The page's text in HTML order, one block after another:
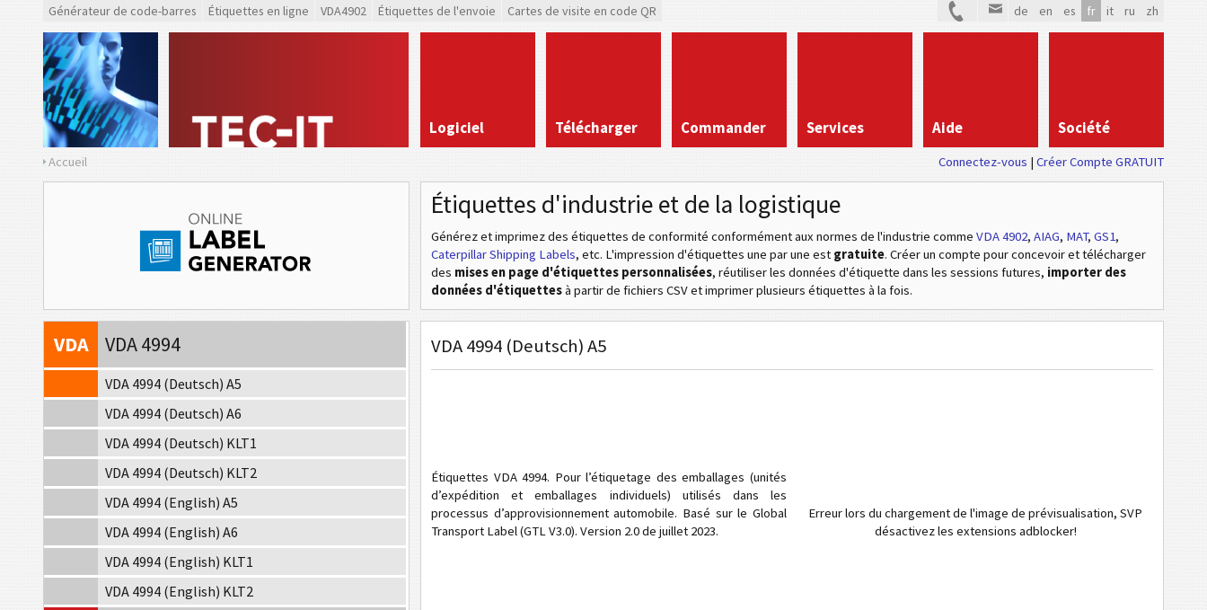
Générateur de code-barres Étiquettes en ligne VDA4902 Étiquettes de l'envoie Cartes de visite en code QR de en es fr it ru zh
Logiciel Télécharger Commander Services Aide Société
Accueil Connectez-vous Créer Compte GRATUIT
Étiquettes d'industrie et de la logistique
Générez et imprimez des étiquettes de conformité conformément aux normes de l'industrie comme VDA 4902, AIAG, MAT, GS1,
Caterpillar Shipping Labels, etc. L'impression d'étiquettes une par une est gratuite. Créer un compte pour concevoir et télécharger
des mises en page d'étiquettes personnalisées, réutiliser les données d'étiquette dans les sessions futures, importer des
données d'étiquettesà partir de fichiers CSV et imprimer plusieurs étiquettes à la fois.
VDA 4902
VDA
VDA 4994
VDA 4994 (Deutsch) A5
VDA 4994 (Deutsch) A6
VDA 4994 (Deutsch) KLT1
VDA 4994 (Deutsch) KLT2
VDA 4994 (English) A5
VDA 4994 (English) A6
VDA 4994 (English) KLT1
VDA 4994 (English) KLT2
VDA 4994 (Deutsch) A5
Étiquettes VDA 4994. Pour l’étiquetage des emballages (unités
d’expédition et emballages individuels) utilisés dans les
processus d’approvisionnement automobile. Basé sur le Global
Transport Label (GTL V3.0). Version 2.0 de juillet 2023.
Erreur lors du chargement de l'image de prévisualisation, SVP
désactivez les extensions adblocker!